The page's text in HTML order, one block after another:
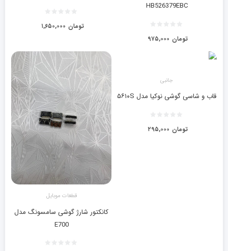
HB526379EBC
۹۷۵,۰۰۰ تومان
۱,۶۵۰,۰۰۰ تومان
جانبی
قاب و شاسی گوشی نوکیا مدل ۵۶۱۰S
۲۹۵,۰۰۰ تومان
قطعات موبایل
کانکتور شارژ گوشی سامسونگ مدل
E700